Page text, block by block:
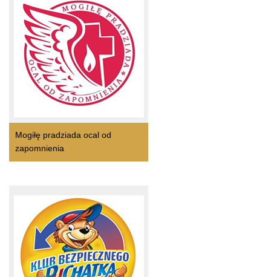
Mogiłę pradziada ocal od
zapomnienia